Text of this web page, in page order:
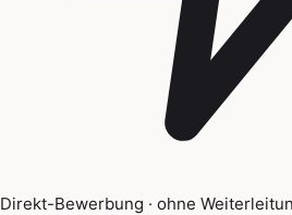
Direkt-Bewerbung · ohne